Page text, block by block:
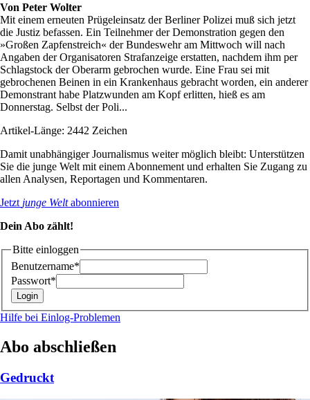
Von Peter Wolter
Mit einem erneuten Prügeleinsatz der Berliner Polizei muß sich jetzt
die Justiz befassen. Ein Teilnehmer der Demonstration gegen den
»Großen Zapfenstreich« der Bundeswehr am Mittwoch will nach
Angaben der Organisatoren Strafanzeige erstatten, nachdem ihm per
Schlagstock der Oberarm gebrochen wurde. Eine Frau sei mit
gebrochenen Beinen in ein Krankenhaus gebracht worden, ein anderer
Demonstrant habe Platzwunden am Kopf erlitten, hieß es am
Donnerstag. Selbst der Poli...
Artikel-Länge: 2442 Zeichen
Damit unabhängiger Journalismus weiter möglich bleibt: Unterstützen
Sie die junge Welt mit einem Abonnement und erhalten Sie Zugang zu
allen Analysen, Reportagen und Kommentaren.
Jetzt junge Weltabonnieren
Dein Abo zählt!
Bitte einloggen
Benutzername*
Passwort*
Hilfe bei Einlog-Problemen
Abo abschließen
Gedruckt